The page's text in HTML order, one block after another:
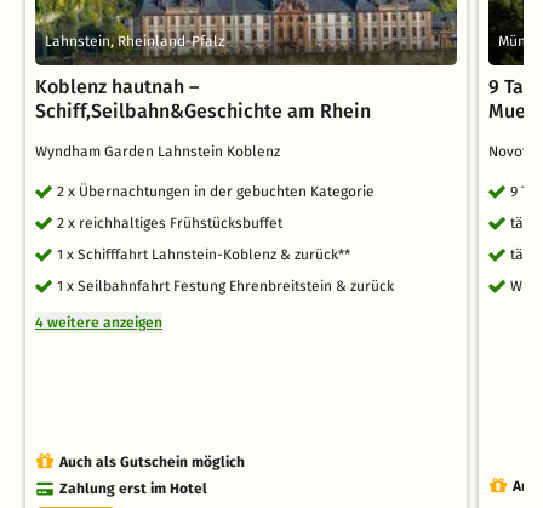
Lahnstein, Rheinland-Pfalz
Koblenz hautnah –
Schiff,Seilbahn&Geschichte am Rhein
Wyndham Garden Lahnstein Koblenz
2 x Übernachtungen in der gebuchten Kategorie
2 x reichhaltiges Frühstücksbuffet
1 x Schifffahrt Lahnstein-Koblenz & zurück**
1 x Seilbahnfahrt Festung Ehrenbreitstein & zurück
4 weitere anzeigen
Auch als Gutschein möglich
Zahlung erst im Hotel
9
9